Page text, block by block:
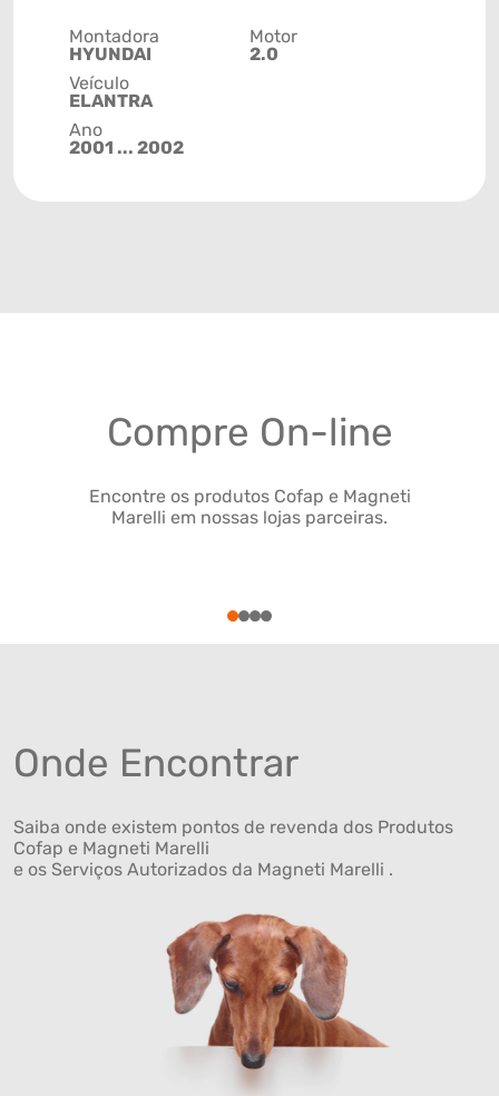
Montadora
HYUNDAI
Veículo
ELANTRA
Ano
2001 ... 2002
Motor
2.0
Compre On-line
Encontre os produtos Cofap e Magneti
Marelli em nossas lojas parceiras.
1234
Onde Encontrar
Saiba onde existem pontos de revenda dos Produtos
Cofap e Magneti Marelli
e os Serviços Autorizados da Magneti Marelli .